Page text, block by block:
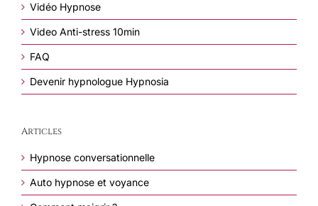
Vidéo Hypnose
Video Anti-stress 10min
FAQ
Devenir hypnologue Hypnosia
Articles
Hypnose conversationnelle
Auto hypnose et voyance